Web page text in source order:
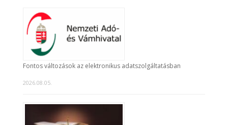
Fontos változások az elektronikus adatszolgáltatásban
2026.08.05.